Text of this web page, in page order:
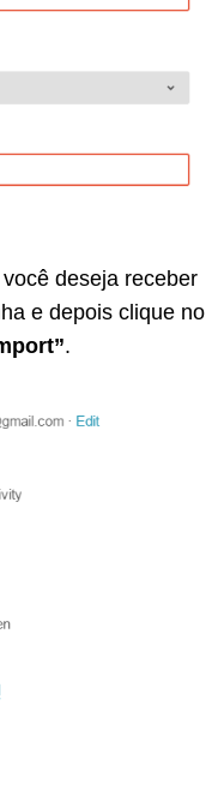
deseja receber
e depois clique no
.